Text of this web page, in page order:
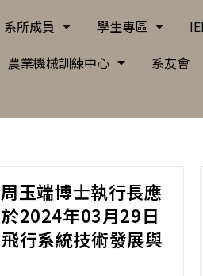
系所成員 學生專區
農業機械訓練中心
系友會
玉端博士執行長應
2024年03月29日
行系統技術發展與